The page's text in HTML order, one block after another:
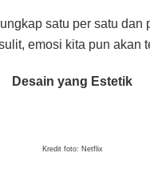
satu per satu dan
emosi kita pun akan
Desain yang Estetik
Kredit foto: Netflix